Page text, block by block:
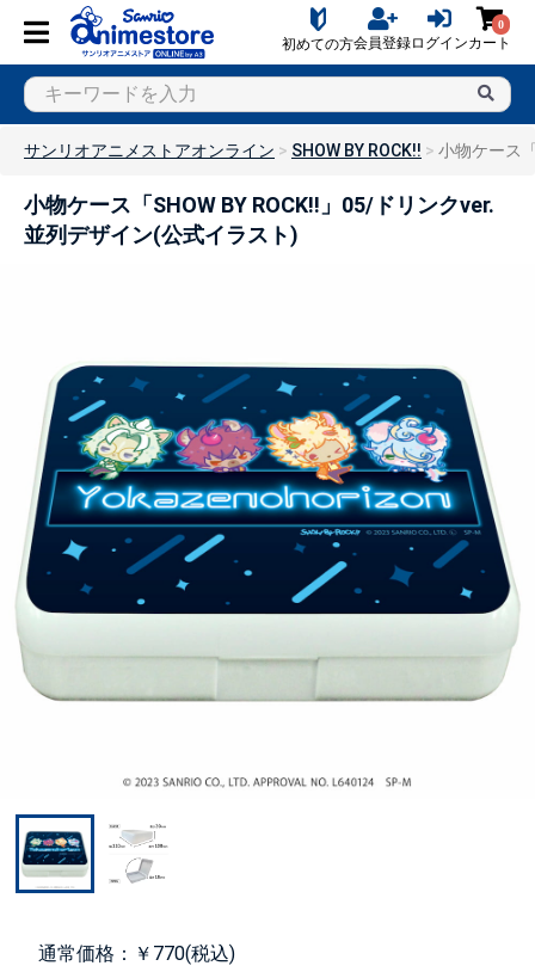
初めての方会員登録ログイン
0
カート
サンリオアニメストアオンライン SHOW BY ROCK!! 小物ケース
小物ケース「SHOW BY ROCK!!」05/ドリンクver.
並列デザイン(公式イラスト)
通常価格：￥770(税込)